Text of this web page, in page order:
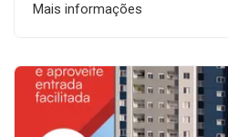
Mais informações